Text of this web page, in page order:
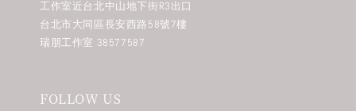
工作室近台北中山地下街R3出口
台北市大同區長安西路58號7樓
瑞朋工作室 38577587
FOLLOW US